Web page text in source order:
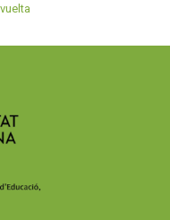
vuelta